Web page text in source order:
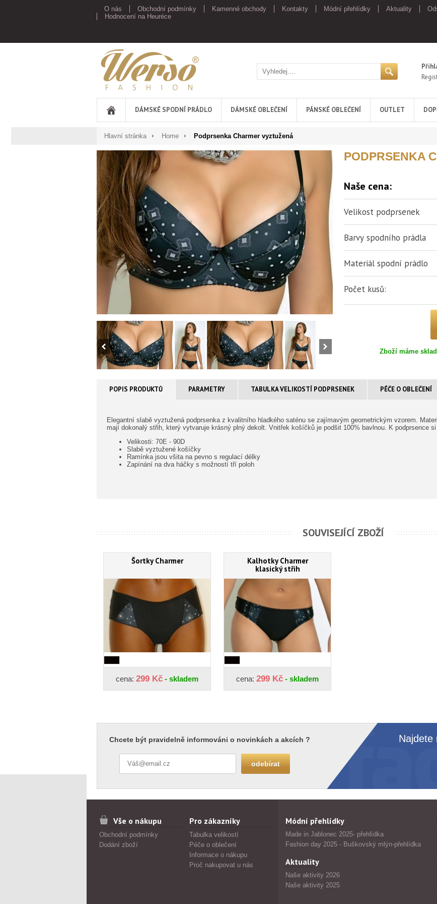
O nás Obchodní podmínky Kamenné obchody Kontakty Módní přehlídky Aktuality
Hodnocení na Heuréce
Werso
DÁMSKÉ SPODNÍ PRÁDLO DÁMSKÉ OBLEČENÍ PÁNSKÉ OBLEČENÍ OUTLET
Hlavní stránka Home Podprsenka Charmer vyztužená
PODPRSENKA
Naše cena:
Velikost podprsenek
Barvy spodního prádla
Materiál spodní prádlo
Počet kusů:
Zboží máme
POPIS PRODUKTŮ PARAMETRY TABULKA VELIKOSTÍ PODPRSENEK PÉČE O OBLEČENÍ
Elegantní slabě vyztužená podprsenka z kvalitního hladkého saténu se zajímavým geometrickým vzorem.
mají dokonalý střih, který vytvaruje krásný plný dekolt. Vnitřek košíčků je podšit 100% bavlnou. K podprsence
Velikosti: 70E - 90D
Slabě vyztužené košíčky
Ramínka jsou všita na pevno s regulací délky
Zapínání na dva háčky s možností tří poloh
SOUVISEJÍCÍ ZBOŽÍ
Šortky Charmer
cena: 299 Kč - skladem
Kalhotky Charmer
klasický střih
cena: 299 Kč - skladem
Chcete být pravidelně informováni o novinkách a akcích ? Najdete
Vše o nákupu
Obchodní podmínky
Dodání zboží
Pro zákazníky
Tabulka velikostí
Péče o oblečení
Informace o nákupu
Proč nakupovat u nás
Módní přehlídky
Made in Jablonec 2025- přehlídka
Fashion day 2025 - Buškovský mlýn-přehlídka
Aktuality
Naše aktivity 2026
Naše aktivity 2025